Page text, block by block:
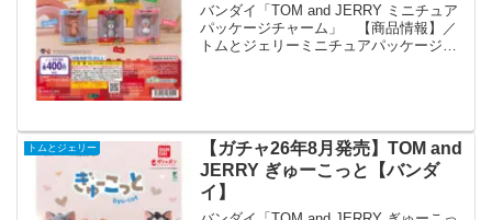
バンダイ「TOM and JERRY ミニチュア
パッケージチャーム」 【商品情報】／
トムとジェリーミニチュアパッケージチ
トムとジェリー
【ガチャ26年8月発売】TOM and
JERRY ぎゅーこっと【バンダ
イ】